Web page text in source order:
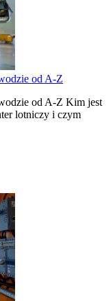
od A-Z
od A-Z Kim jest
lotniczy i czym